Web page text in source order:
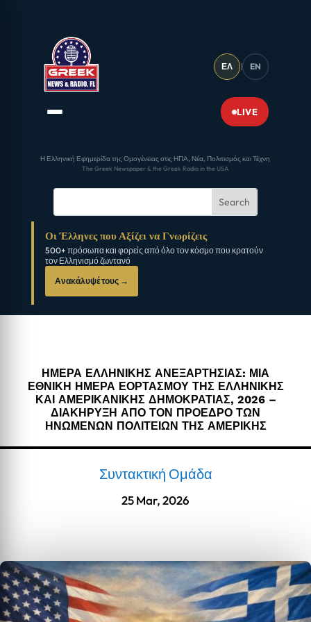
ΕΛ | EN
LIVE
Η Ελληνική Εφημερίδα της Ομογένειας στις ΗΠΑ, Νέα, Πολιτισμός και Τέχνη
The Greek Newspaper & the Greek Radio in the USA
Οι Έλληνες που Αξίζει να Γνωρίζεις
500+ πρόσωπα και φορείς από όλο τον κόσμο που κρατούν
τον Ελληνισμό ζωντανό
Ανακάλυψέ τους →
ΗΜΕΡΑ ΕΛΛΗΝΙΚΗΣ ΑΝΕΞΑΡΤΗΣΙΑΣ: ΜΙΑ
ΕΘΝΙΚΗ ΗΜΕΡΑ ΕΟΡΤΑΣΜΟΥ ΤΗΣ ΕΛΛΗΝΙΚΗΣ
ΚΑΙ ΑΜΕΡΙΚΑΝΙΚΗΣ ΔΗΜΟΚΡΑΤΙΑΣ, 2026 –
ΔΙΑΚΗΡΥΞΗ ΑΠΟ ΤΟΝ ΠΡΟΕΔΡΟ ΤΩΝ
ΗΝΩΜΕΝΩΝ ΠΟΛΙΤΕΙΩΝ ΤΗΣ ΑΜΕΡΙΚΗΣ
Συντακτική Ομάδα
25 Mar, 2026